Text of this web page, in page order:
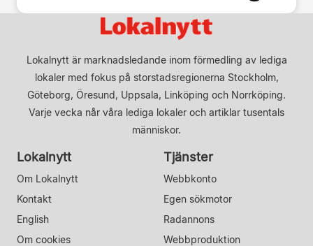
Lokalnytt är marknadsledande inom förmedling av lediga
lokaler med fokus på storstadsregionerna Stockholm,
Göteborg, Öresund, Uppsala, Linköping och Norrköping.
Varje vecka når våra lediga lokaler och artiklar tusentals
människor.
Lokalnytt
Om Lokalnytt
Kontakt
English
Om cookies
Tjänster
Webbkonto
Egen sökmotor
Radannons
Webbproduktion